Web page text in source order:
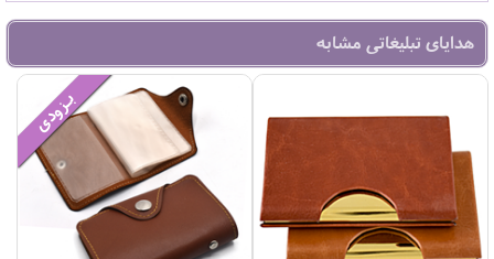
هدایای تبلیغاتی مشابه